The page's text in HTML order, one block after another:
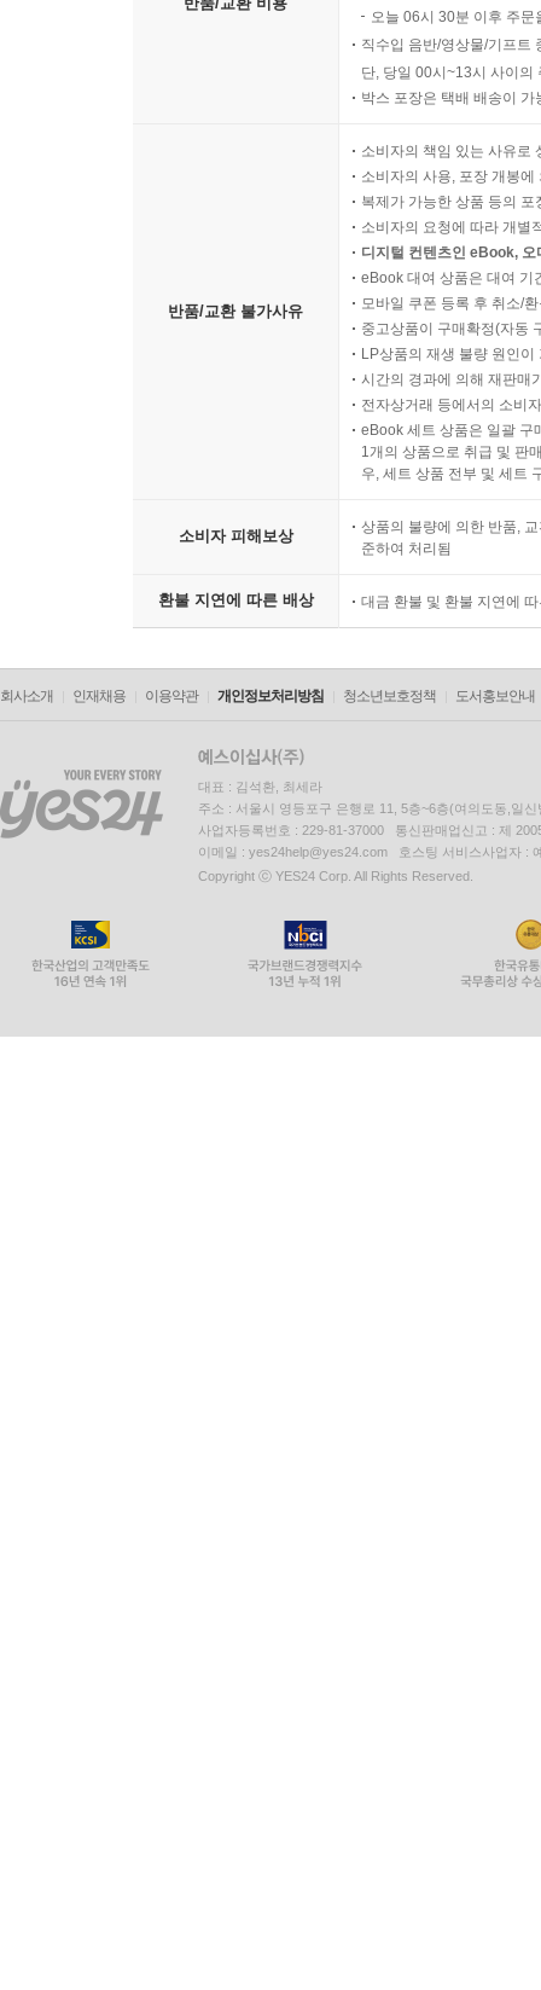
오늘 06시 30분 이후 주
직수입 음반/영상물/기프트
단, 당일 00시~13시 사이의
박스 포장은 택배 배송이
반품/교환 불가사유
소비자의 책임 있는 사유로
소비자의 사용, 포장 개봉
복제가 가능한 상품 등의
소비자의 요청에 따라 개별
디지털 컨텐츠인 eBook,
eBook 대여 상품은 대여 기
모바일 쿠폰 등록 후 취소/
중고상품이 구매확정(자동
LP상품의 재생 불량 원인
시간의 경과에 의해 재판매
전자상거래 등에서의 소비
eBook 세트 상품은 일괄 구
1개의 상품으로 취급 및 판
우, 세트 상품 전부 및 세트
소비자 피해보상
상품의 불량에 의한 반품,
준하여 처리됨
환불 지연에 따른 배상 대금 환불 및 환불 지연에
회사소개 인재채용 이용약관 개인정보처리방침 청소년보호정책 도서홍보안내
대표 : 김석환, 최세라
주소 : 서울시 영등포구 은행로 11, 5층~6층(여의도동,일신
사업자등록번호 : 229-81-37000 통신판매업신고 : 제
이메일 : yes24help@yes24.com 호스팅 서비스사업자 :
Copyright ⓒ YES24 Corp. All Rights Reserved.